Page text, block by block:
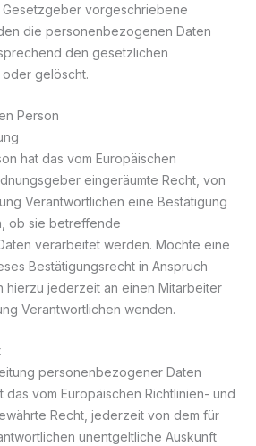
vorgeschriebene
die personenbezogenen Daten
den gesetzlichen
gelöscht.
Person
hat das vom Europäischen
eingeräumte Recht, von
Verantwortlichen eine Bestätigung
ob sie betreffende
verarbeitet werden. Möchte eine
Bestätigungsrecht in Anspruch
hierzu jederzeit an einen Mitarbeiter
Verantwortlichen wenden.
personenbezogener Daten
vom Europäischen Richtlinien- und
Recht, jederzeit von dem für
unentgeltliche Auskunft